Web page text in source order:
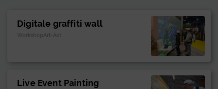
Digitale graffiti wall
WorkshopArt-Act
Live Event Painting